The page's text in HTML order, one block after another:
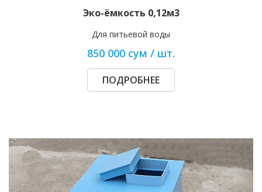
Эко-ёмкость 0,12м3
Для питьевой воды
850 000 сум / шт.
ПОДРОБНЕЕ